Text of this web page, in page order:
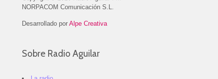
NORPACOM Comunicación S.L.
Desarrollado por Alpe Creativa
Sobre Radio Aguilar